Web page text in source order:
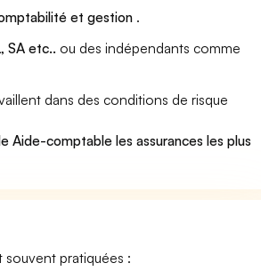
et gestion .
SA etc.. ou des indépendants comme
dans des conditions de risque
Aide-comptable les assurances les plus
souvent pratiquées :